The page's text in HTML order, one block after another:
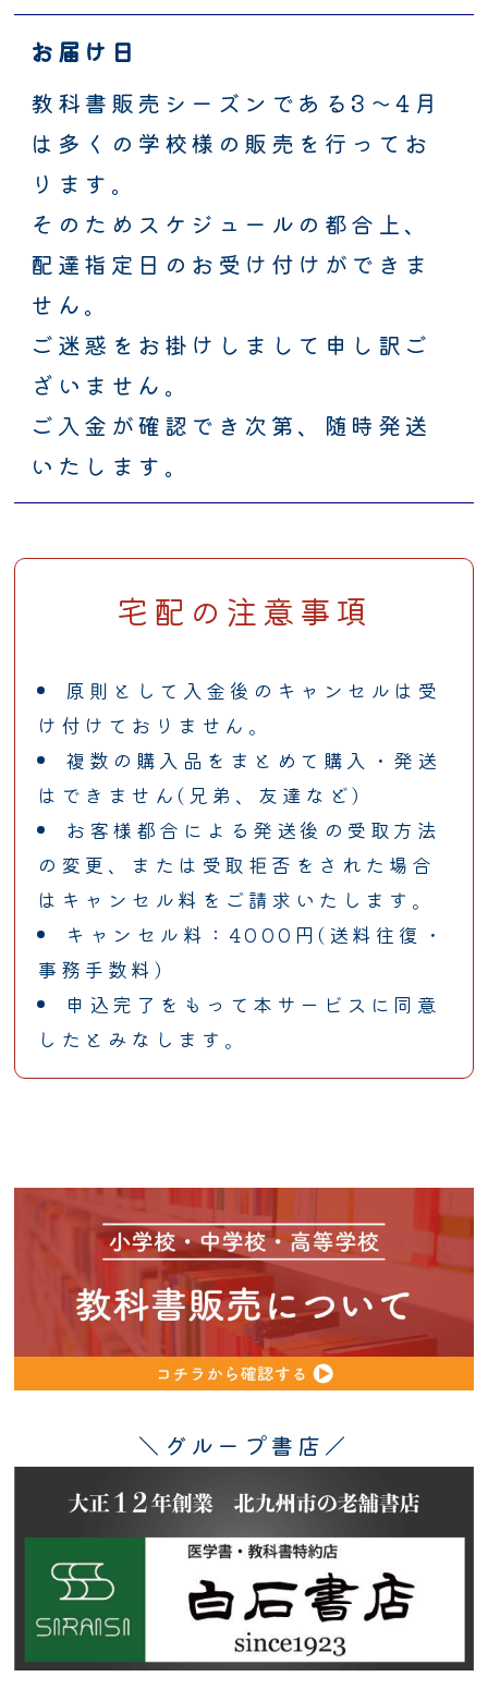
お届け日
教科書販売シーズンである3～4月
は多くの学校様の販売を行ってお
ります。
そのためスケジュールの都合上、
配達指定日のお受け付けができま
せん。
ご迷惑をお掛けしまして申し訳ご
ざいません。
ご入金が確認でき次第、随時発送
いたします。
宅配の注意事項
原則として入金後のキャンセルは受
け付けておりません。
複数の購入品をまとめて購入・発送
はできません(兄弟、友達など)
お客様都合による発送後の受取方法
の変更、または受取拒否をされた場合
はキャンセル料をご請求いたします。
キャンセル料：4000円(送料往復・
事務手数料)
申込完了をもって本サービスに同意
したとみなします。